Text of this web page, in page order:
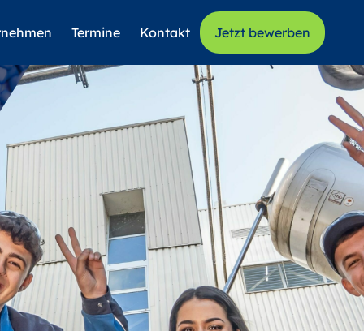
Termine Kontakt Jetzt bewerben